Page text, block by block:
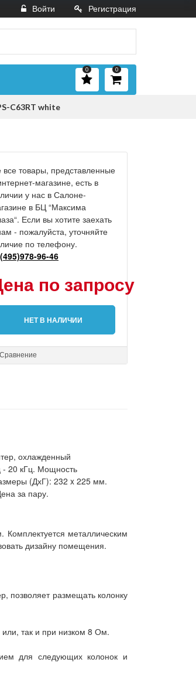
Войти Регистрация
0
0
C63RT white
все товары, представленные
магазине, есть в
у нас в Салоне-
в БЦ “Максима
Если вы хотите заехать
- пожалуйста, уточняйте
по телефону.
96-46
по запросу
НЕТ В НАЛИЧИИ
Сравнение
охлажденный
- 20 кГц. Мощность
(ДхГ): 232 x 225 мм.
за пару.
металлическим
дизайну помещения.
позволяет размещать колонку
так и при низком 8 Ом.
для следующих колонок и